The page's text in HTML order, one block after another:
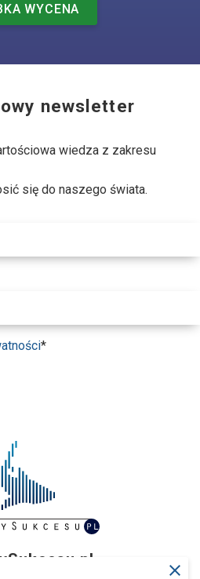
WYCENA
newsletter
wiedza z zakresu
się do naszego świata.
*
close